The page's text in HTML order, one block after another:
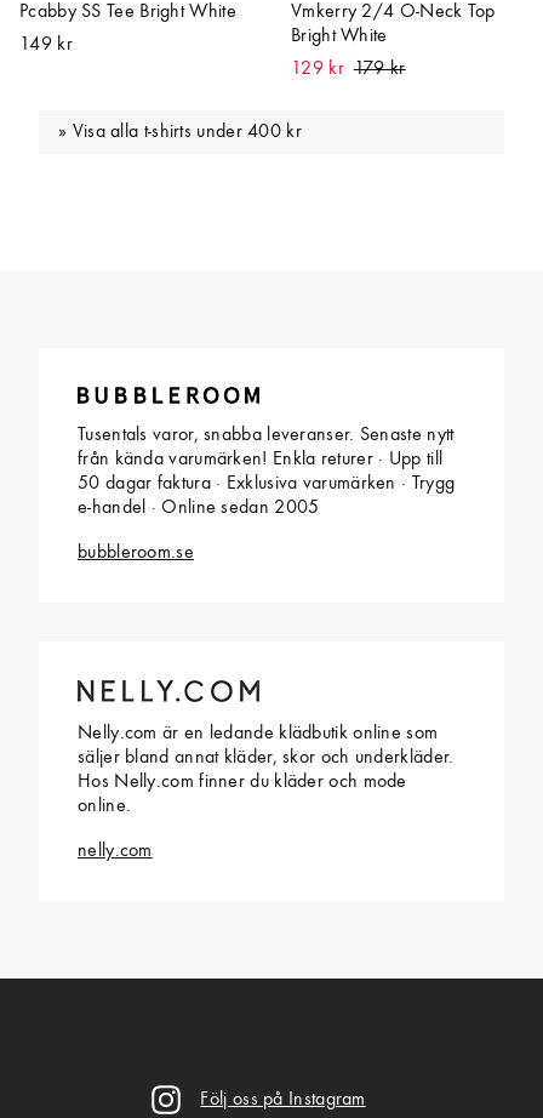
Pcabby SS Tee Bright White
149 kr
Vmkerry 2/4 O-Neck Top
Bright White
129 kr
Visa alla t-shirts under 400 kr
Tusentals varor, snabba leveranser. Senaste nytt
från kända varumärken! Enkla returer · Upp till
50 dagar faktura · Exklusiva varumärken · Trygg
e-handel · Online sedan 2005
bubbleroom.se
Nelly.com är en ledande klädbutik online som
säljer bland annat kläder, skor och underkläder.
Hos Nelly.com finner du kläder och mode
online.
nelly.com
Följ oss på Instagram